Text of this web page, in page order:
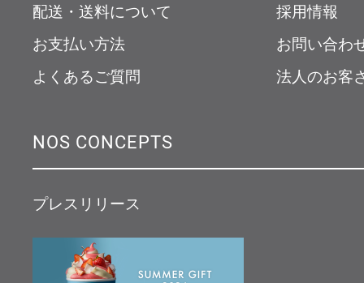
配送・送料について
お支払い方法
よくあるご質問
採用情報
お問い合わ
法人のお客
NOS CONCEPTS
プレスリリース